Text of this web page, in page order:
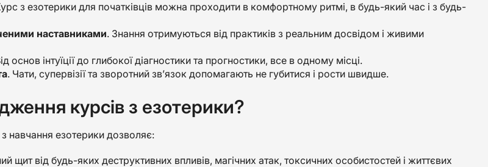
з езотерики для початківців можна проходити в комфортному ритмі, в будь-який час і з будь-
наставниками. Знання отримуються від практиків з реальним досвідом і живими
основ інтуїції до глибокої діагностики та прогностики, все в одному місці.
. Чати, супервізії та зворотний зв’язок допомагають не губитися і рости швидше.
курсів з езотерики?
навчання езотерики дозволяє:
щит від будь-яких деструктивних впливів, магічних атак, токсичних особистостей і життєвих